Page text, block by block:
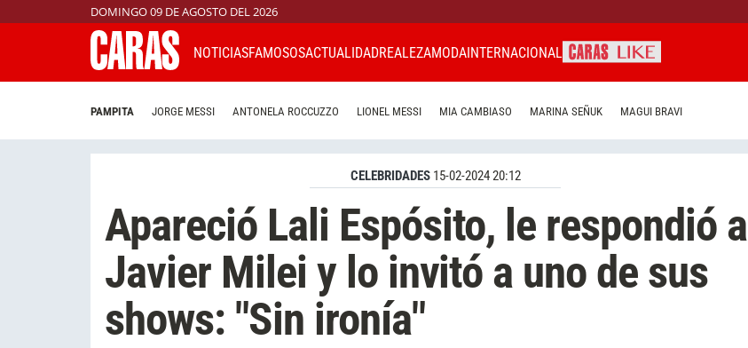
DOMINGO 09 DE AGOSTO DEL 2026
NOTICIASFAMOSOSACTUALIDADREALEZAMODAINTERNACIONAL
PAMPITA JORGE MESSI ANTONELA ROCCUZZO LIONEL MESSI MIA CAMBIASO MARINA SEÑUK MAGUI BRAVI
CELEBRIDADES 15-02-2024 20:12
Apareció Lali Espósito, le respondió a
Javier Milei y lo invitó a uno de sus
shows: "Sin ironía"